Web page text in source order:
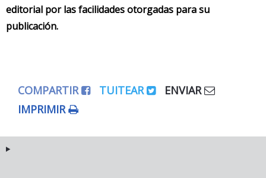
editorial por las facilidades otorgadas para su
publicación.
COMPARTIR TUITEAR
ENVIAR
IMPRIMIR